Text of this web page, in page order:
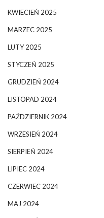
KWIECIEŃ 2025
MARZEC 2025
LUTY 2025
STYCZEŃ 2025
GRUDZIEŃ 2024
LISTOPAD 2024
PAŹDZIERNIK 2024
WRZESIEŃ 2024
SIERPIEŃ 2024
LIPIEC 2024
CZERWIEC 2024
MAJ 2024